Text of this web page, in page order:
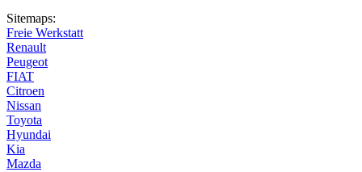
Sitemaps:
Freie Werkstatt
Renault
Peugeot
FIAT
Citroen
Nissan
Toyota
Hyundai
Kia
Mazda